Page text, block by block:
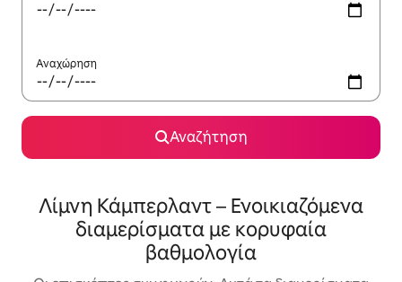
Αναχώρηση
Αναζήτηση
Λίμνη Κάμπερλαντ – Ενοικιαζόμενα
διαμερίσματα με κορυφαία
βαθμολογία